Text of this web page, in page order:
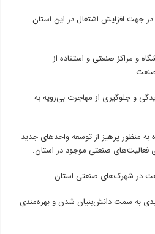
در جهت افزایش اشتغال در این استان
و مراکز صنعتی و استفاده از
و جلوگیری از مهاجرت بی‌رویه به
منظور پرهیز از توسعه واحدهای جدید
فعالیت‌های صنعتی موجود در استان.
در شهرک‌های صنعتی استان.
به سمت دانش‌بنیان شدن و بهره‌مندی